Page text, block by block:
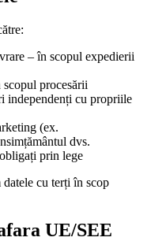
– în scopul expedierii
procesării
independenți cu propriile
(ex.
dvs.
prin lege
cu terți în scop
UE/SEE